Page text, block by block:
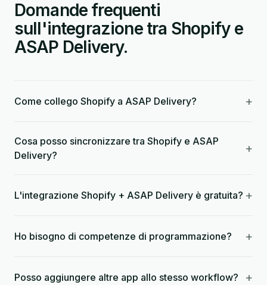
Domande frequenti
sull'integrazione tra Shopify e
ASAP Delivery.
Come collego Shopify a ASAP Delivery? +
Cosa posso sincronizzare tra Shopify e ASAP
Delivery?
+
L'integrazione Shopify + ASAP Delivery è gratuita? +
Ho bisogno di competenze di programmazione? +
Posso aggiungere altre app allo stesso workflow? +